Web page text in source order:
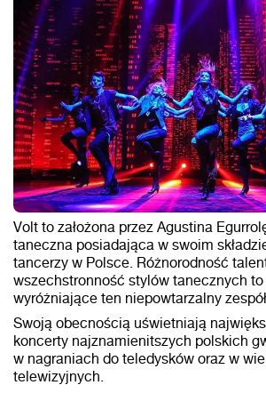
Volt to założona przez Agustina
taneczna posiadająca w swoim
tancerzy w Polsce. Różnorodność
wszechstronność stylów tanecznych to
wyróżniające ten niepowtarzalny zespół.
Swoją obecnością uświetniają
koncerty najznamienitszych polskich
w nagraniach do teledysków oraz w
telewizyjnych.